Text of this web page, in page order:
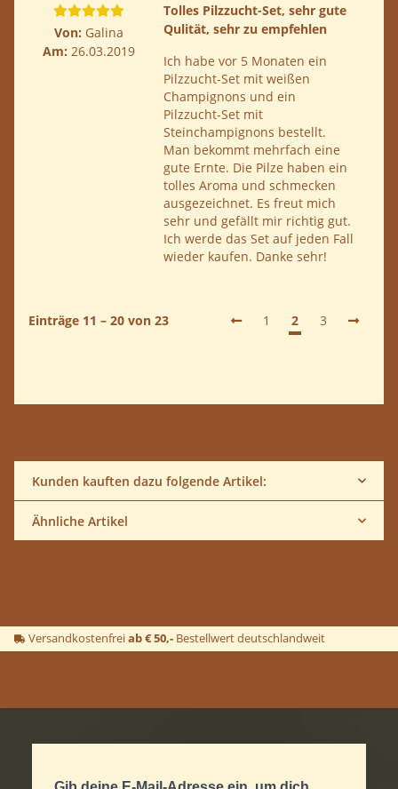
Von: Galina
Am: 26.03.2019
Tolles Pilzzucht-Set, sehr gute
Qulität, sehr zu empfehlen
Ich habe vor 5 Monaten ein
Pilzzucht-Set mit weißen
Champignons und ein
Pilzzucht-Set mit
Steinchampignons bestellt.
Man bekommt mehrfach eine
gute Ernte. Die Pilze haben ein
tolles Aroma und schmecken
ausgezeichnet. Es freut mich
sehr und gefällt mir richtig gut.
Ich werde das Set auf jeden Fall
wieder kaufen. Danke sehr!
Einträge 11 – 20 von 23 1 2 3
Kunden kauften dazu folgende Artikel:
Ähnliche Artikel
Versandkostenfreiab € 50,- Bestellwert deutschlandweit